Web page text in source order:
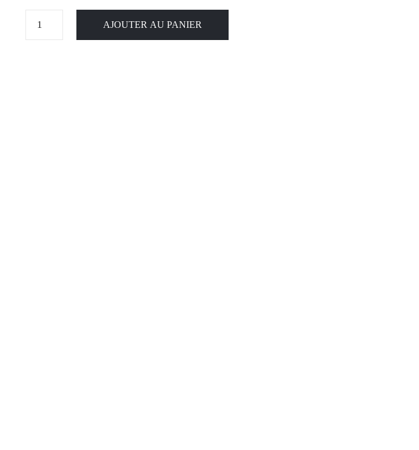
AJOUTER AU PANIER